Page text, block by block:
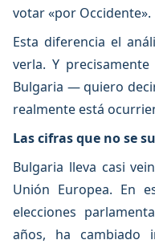
votar «por Occidente».
Esta diferencia el
verla. Y
Bulgaria — quiero
realmente está
Las cifras que no se
Bulgaria lleva casi
Unión Europea. En
elecciones
años, ha cambiado